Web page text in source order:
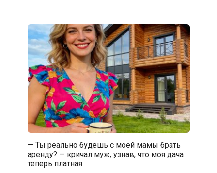
— Ты реально будешь с моей мамы брать
аренду? — кричал муж, узнав, что моя дача
теперь платная